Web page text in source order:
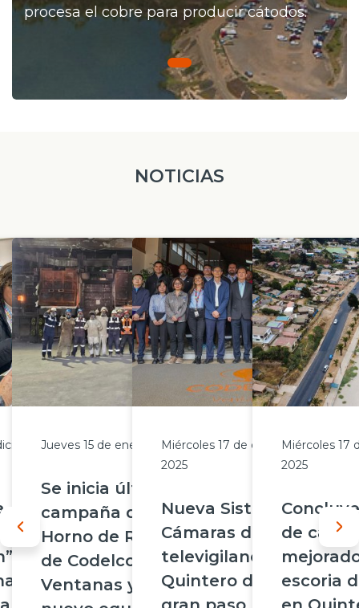
Canales de denuncia
Acceso trabajadores/as
procesa el cobre para producir cátodos.
NOTICIAS
de
de
Jueves 15 de enero de 2026
Se inicia última
campaña del
Horno de Refino 1
de Codelco
Ventanas y avanza
Miércoles 17 de diciembre de
2025
Nueva Sistema de
Cámaras de
televigilancia para
Quintero dio un
Miércoles 17
2025
de
escoria